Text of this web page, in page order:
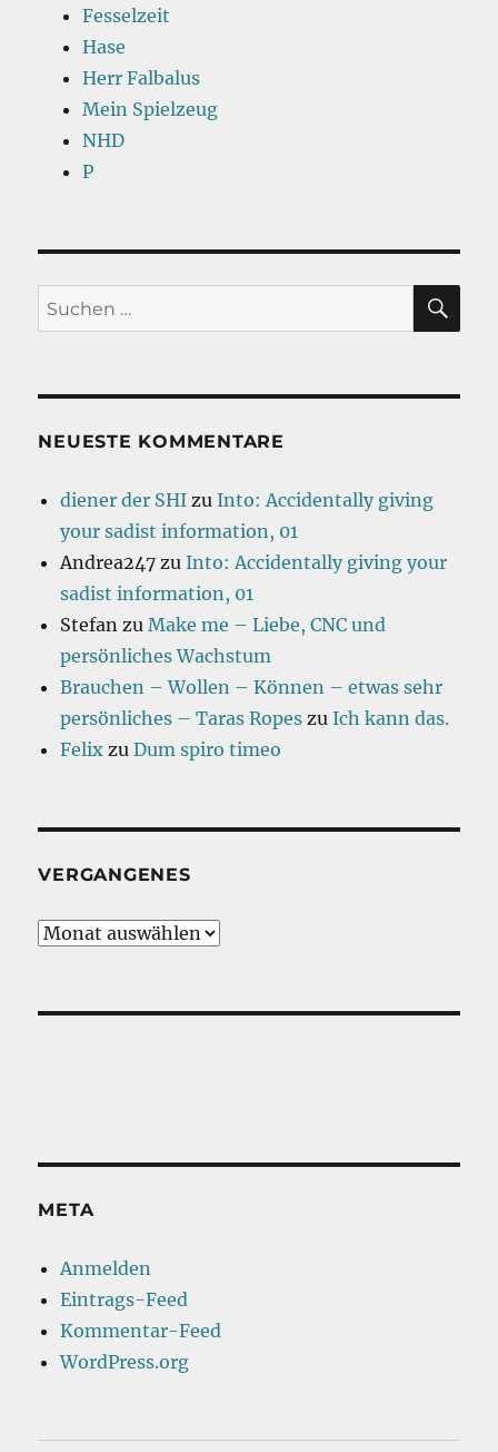
Fesselzeit
Hase
Herr Falbalus
Mein Spielzeug
NHD
P
Suchen
nach:
NEUESTE KOMMENTARE
diener der SHI zuInto: Accidentally giving
your sadist information, 01
Andrea247 zuInto: Accidentally giving your
sadist information, 01
Stefan zu Make me – Liebe, CNC und
persönliches Wachstum
Brauchen – Wollen – Können – etwas sehr
persönliches – Taras Ropes zuIch kann das.
Felix zuDum spiro timeo
VERGANGENES
Vergangenes
META
Anmelden
Eintrags-Feed
Kommentar-Feed
WordPress.org